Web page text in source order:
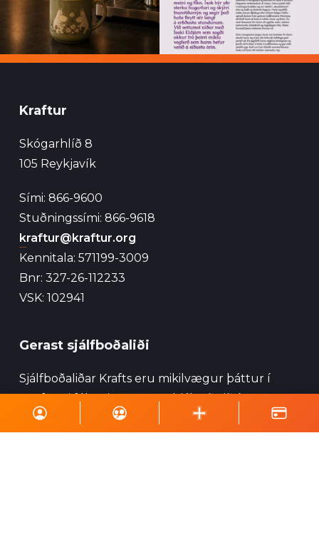
Kraftur
Skógarhlíð 8
105 Reykjavík
Sími: 866-9600
Stuðningssími: 866-9618
kraftur@kraftur.org
Kennitala: 571199-3009
Bnr: 327-26-112233
VSK: 102941
Gerast sjálfboðaliði
Sjálfboðaliðar Krafts eru mikilvægur þáttur í
starfsemi félagsins og geta hjálpað við ýmsa
viðburði, perlun og annað eins.